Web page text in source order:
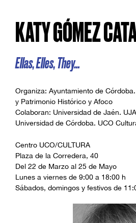
KATY GÓMEZ
Ellas, Elles, They…
Organiza: Ayuntamiento de
y Patrimonio Histórico y Afoco
Colaboran: Universidad de Jaén.
Universidad de Córdoba. UCO
Centro UCO/CULTURA
Plaza de la Corredera, 40
Del 22 de Marzo al 25 de Mayo
Lunes a viernes de 9:00 a 18:00 h
Sábados, domingos y festivos de